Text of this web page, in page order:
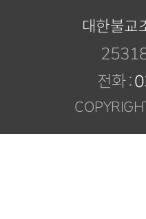
대한불교
전화 :